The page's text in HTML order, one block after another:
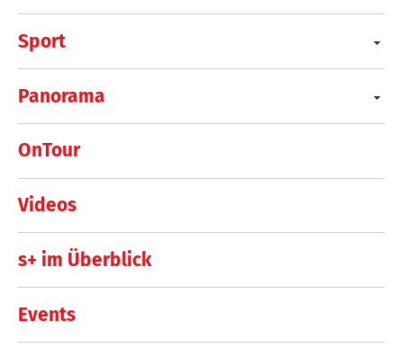
Sport
Panorama
OnTour
Videos
s+ im Überblick
Events